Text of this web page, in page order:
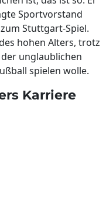
Sportvorstand
Stuttgart-Spiel.
hohen Alters, trotz
unglaublichen
spielen wolle.
Karriere